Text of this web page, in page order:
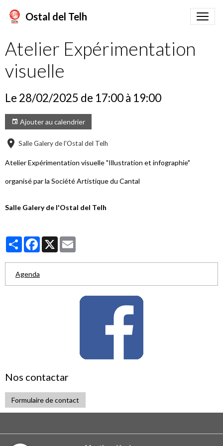
Ostal del Telh
Atelier Expérimentation
visuelle
Le 28/02/2025 de 17:00à 19:00
Ajouter au calendrier
Salle Galery de l'Ostal del Telh
Atelier Expérimentation visuelle "Illustration et infographie"
organisé par la Société Artistique du Cantal
Salle Galery de l'Ostal del Telh
PartagerFacebook
X
Agenda
Nos contactar
Formulaire de contact